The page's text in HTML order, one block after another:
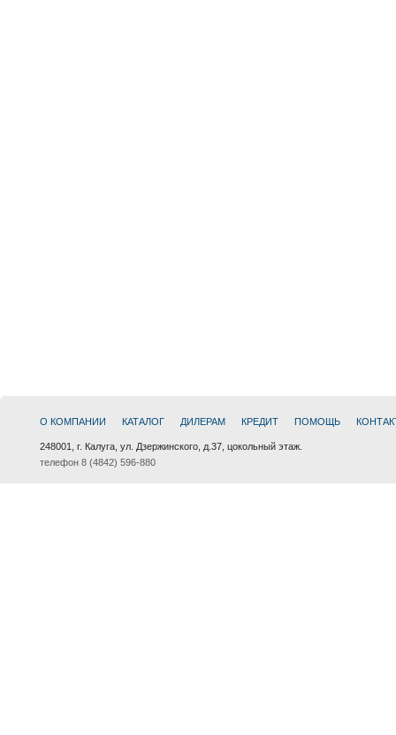
О КОМПАНИИ КАТАЛОГ ДИЛЕРАМ КРЕДИТ ПОМОЩЬ
248001, г. Калуга, ул. Дзержинского, д.37, цокольный этаж.
телефон 8 (4842) 596-880